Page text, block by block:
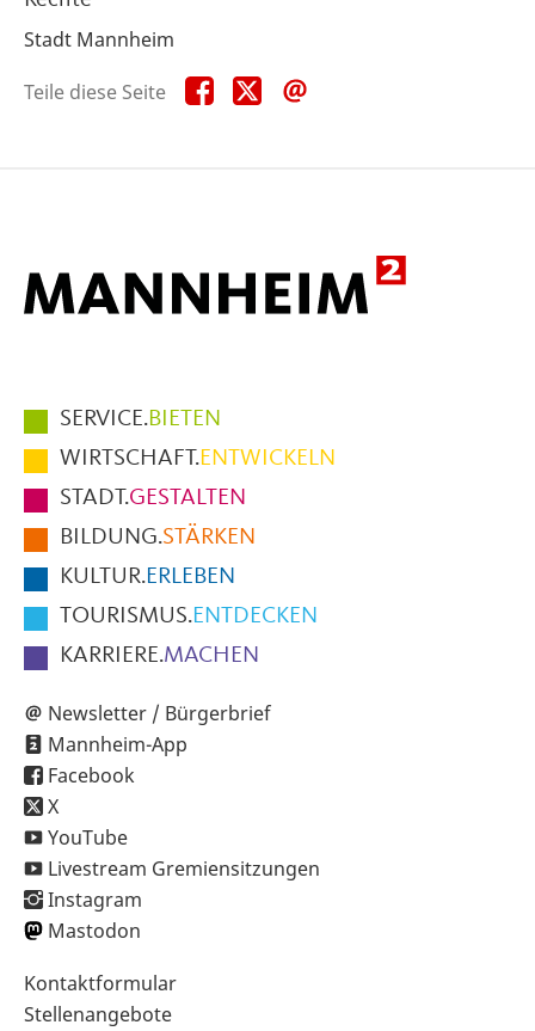
Stadt Mannheim
Teile diese Seite
Teile
diese
Teile
diese
Hauptmenüpunkte
im
Fußbereich
der
Seite
SERVICE.BIETEN
WIRTSCHAFT.ENTWICKELN
STADT.GESTALTEN
BILDUNG.STÄRKEN
KULTUR.ERLEBEN
TOURISMUS.ENTDECKEN
KARRIERE.MACHEN
Newsletter / Bürgerbrief
Mannheim-App
Facebook
X
YouTube
Livestream Gremiensitzungen
Instagram
Mastodon
Sekundärnavigation
im
Kontaktformular
Stellenangebote